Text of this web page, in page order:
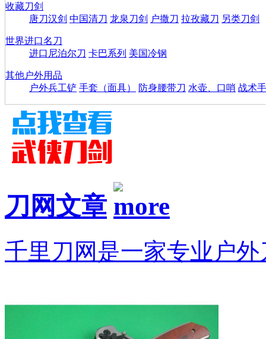
收藏刀剑
唐刀汉剑 中国清刀 龙泉刀剑 户撒刀 拉孜藏刀 另类刀剑
世界进口名刀
进口尼泊尔刀 卡巴系列 美国冷钢
其他户外用品
户外兵工铲 手套（面具） 防身腰带刀 水壶、口哨 战术
刀网文章
千里刀网是一家专业户